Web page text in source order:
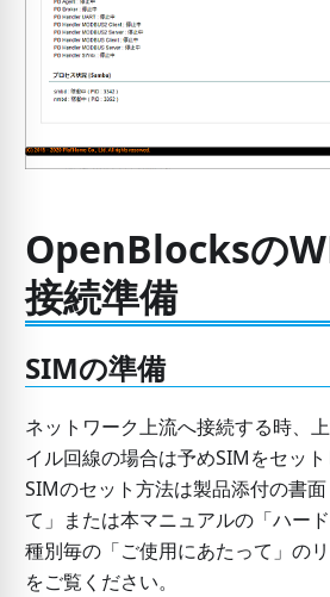
OpenBlocksの
接続準備
SIMの準備
ネットワーク上流へ接続する時、
イル回線の場合は予めSIMをセット
SIMのセット方法は製品添付の書
て」または本マニュアルの「ハー
種別毎の「ご使用にあたって」の
をご覧ください。